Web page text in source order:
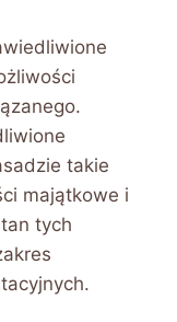
takie
majątkowe i
tych